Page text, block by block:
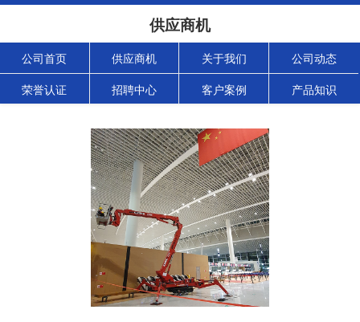
供应商机
公司首页 供应商机 关于我们 公司动态
荣誉认证 招聘中心 客户案例 产品知识